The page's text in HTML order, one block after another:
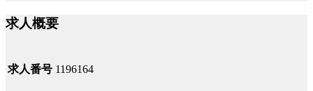
求人概要
求人番号 1196164